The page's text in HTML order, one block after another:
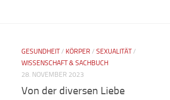
GESUNDHEIT/ KÖRPER / SEXUALITÄT/
WISSENSCHAFT & SACHBUCH
28. NOVEMBER 2023
Von der diversen Liebe